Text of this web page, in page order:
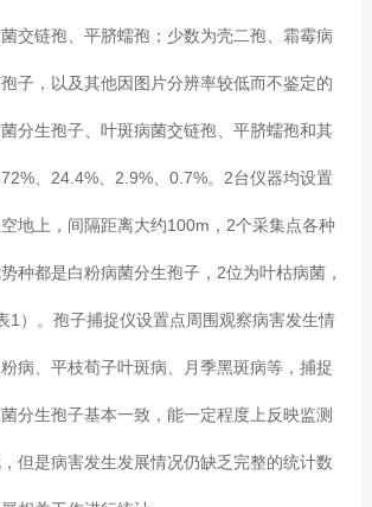
交链孢、平脐蠕孢；少数为壳二孢、霜霉病
子，以及其他因图片分辨率较低而不鉴定的
分生孢子、叶斑病菌交链孢、平脐蠕孢和其
、24.4%、2.9%、0.7%。2台仪器均设置
地上，间隔距离大约100m，2个采集点各种
种都是白粉病菌分生孢子，2位为叶枯病菌，
1）。孢子捕捉仪设置点周围观察病害发生情
病、平枝荀子叶斑病、月季黑斑病等，捕捉
分生孢子基本一致，能一定程度上反映监测
但是病害发生发展情况仍缺乏完整的统计数